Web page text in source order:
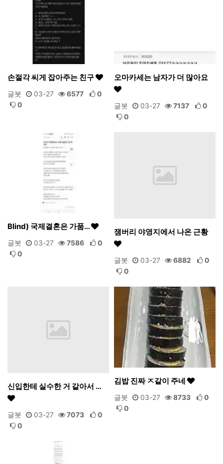
손절각 씨게 잡아주는 친구
글봇 03-27 6577
0
0
오마카세는 남자가 더 많아요
글봇 03-27 7137
0
0
Blind) 국제결혼은 가품…
글봇 03-27 7586
0
0
잼버리 야영지에서 나온 근황
글봇 03-27 6882
0
0
신입한테 실수한 거 같아서 …
글봇 03-27 7073
0
0
김밥 진짜 ㅈ같이 주네
글봇 03-27 8733
0
0